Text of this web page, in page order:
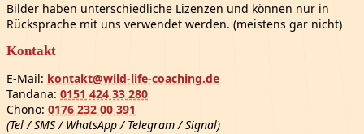
Bilder haben unterschiedliche Lizenzen und können nur in
Rücksprache mit uns verwendet werden. (meistens gar nicht)
Kontakt
E-Mail: kontakt@wild-life-coaching.de
Tandana: 0151 424 33 280
Chono: 0176 232 00 391
(Tel / SMS / WhatsApp / Telegram / Signal)